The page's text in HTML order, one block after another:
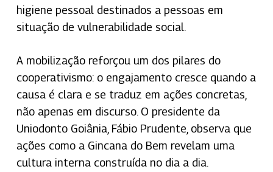
higiene pessoal destinados a pessoas em
situação de vulnerabilidade social.
A mobilização reforçou um dos pilares do
cooperativismo: o engajamento cresce quando a
causa é clara e se traduz em ações concretas,
não apenas em discurso. O presidente da
Uniodonto Goiânia, Fábio Prudente, observa que
ações como a Gincana do Bem revelam uma
cultura interna construída no dia a dia.